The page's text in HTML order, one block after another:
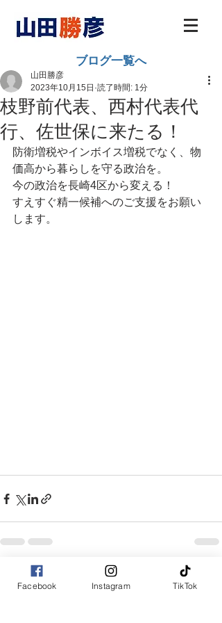
ブログ一覧へ
枝野前代表、西村代表代
行、佐世保に来たる！
山田勝彦
2023年10月15日 読了時間: 1分
防衛増税やインボイス増税でなく、物
価高から暮らしを守る政治を。
今の政治を長崎4区から変える！
すえすぐ精一候補へのご支援をお願い
します。
コメント
Facebook Instagram TikTok